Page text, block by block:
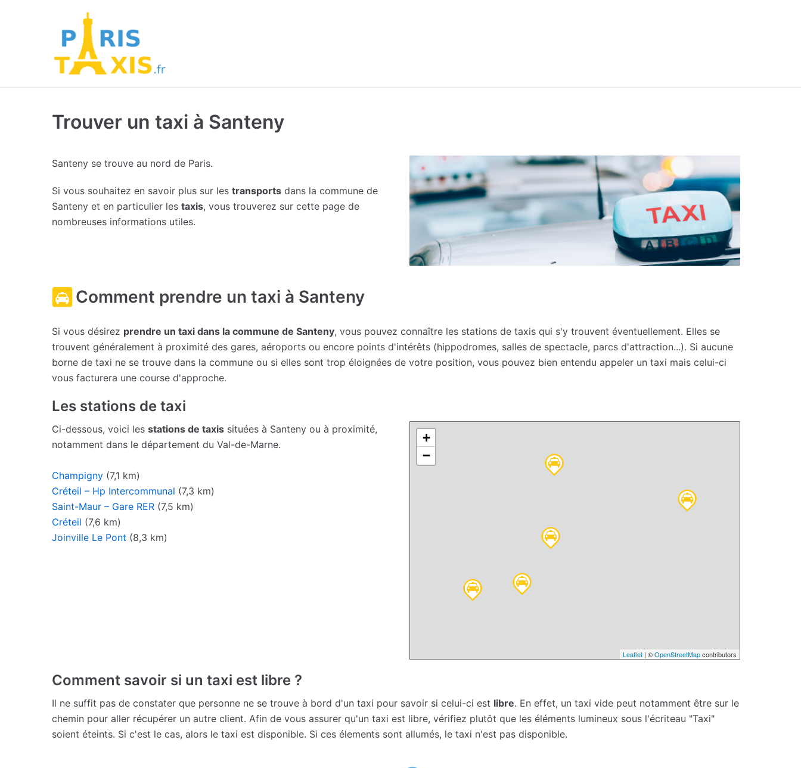
Trouver un taxi à Santeny
Santeny se trouve au nord de Paris.
Si vous souhaitez en savoir plus sur les transports dans la commune de
Santeny et en particulier les taxis, vous trouverez sur cette page de
nombreuses informations utiles.
Comment prendre un taxi à Santeny
Si vous désirez prendre un taxi dans la commune de Santeny, vous pouvez connaître les stations de taxis qui s'y trouvent éventuellement. Elles se
trouvent généralement à proximité des gares, aéroports ou encore points d'intérêts (hippodromes, salles de spectacle, parcs d'attraction...). Si aucune
borne de taxi ne se trouve dans la commune ou si elles sont trop éloignées de votre position, vous pouvez bien entendu appeler un taxi mais celui-ci
vous facturera une course d'approche.
Les stations de taxi
Ci-dessous, voici les stations de taxis situées à Santeny ou à proximité,
notamment dans le département du Val-de-Marne.
Champigny (7,1 km)
Créteil – Hp Intercommunal (7,3 km)
Saint-Maur – Gare RER (7,5 km)
Créteil (7,6 km)
Joinville Le Pont (8,3 km)
+
−
Leaflet | ©OpenStreetMapcontributors
Comment savoir si un taxi est libre ?
Il ne suffit pas de constater que personne ne se trouve à bord d'un taxi pour savoir si celui-ci est libre. En effet, un taxi vide peut notamment être sur le
chemin pour aller récupérer un autre client. Afin de vous assurer qu'un taxi est libre, vérifiez plutôt que les éléments lumineux sous l'écriteau "Taxi"
soient éteints. Si c'est le cas, alors le taxi est disponible. Si ces élements sont allumés, le taxi n'est pas disponible.